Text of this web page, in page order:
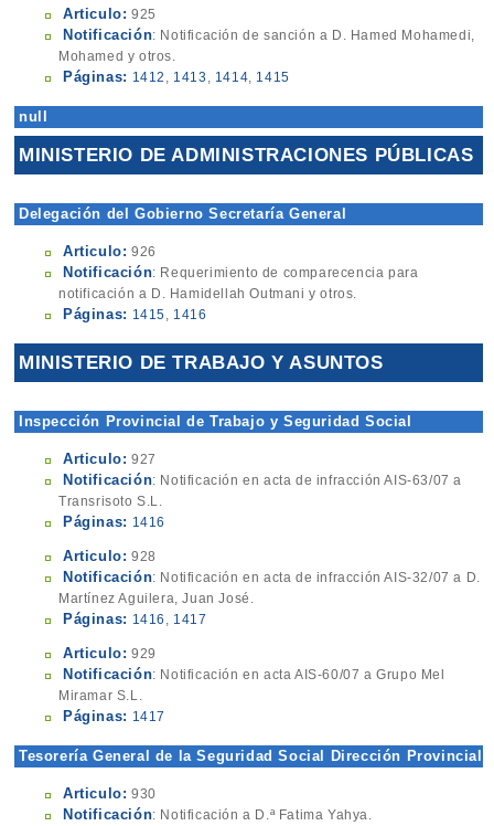
Articulo: 925
Notificación: Notificación de sanción a D. Hamed Mohamedi,
Mohamed y otros.
Páginas: 1412 , 1413 , 1414, 1415
null
MINISTERIO DE ADMINISTRACIONES PÚBLICAS
Delegación del Gobierno Secretaría General
Articulo: 926
Notificación: Requerimiento de comparecencia para
notificación a D. Hamidellah Outmani y otros.
Páginas: 1415, 1416
MINISTERIO DE TRABAJO Y ASUNTOS
Inspección Provincial de Trabajo y Seguridad Social
Articulo: 927
Notificación: Notificación en acta de infracción AIS-63/07 a
Transrisoto S.L.
Páginas: 1416
Articulo: 928
Notificación: Notificación en acta de infracción AIS-32/07 a D.
Martínez Aguilera, Juan José.
Páginas: 1416 , 1417
Articulo: 929
Notificación: Notificación en acta AIS-60/07 a Grupo Mel
Miramar S.L.
Páginas: 1417
Tesorería General de la Seguridad Social Dirección Provincial
Articulo: 930
Notificación: Notificación a D.ª Fatima Yahya.